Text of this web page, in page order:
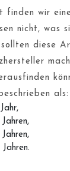
finden wir
nicht, was
diese
als: